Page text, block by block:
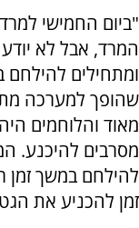
"ביום החמישי
המרד, אבל לא
ומתחילים
שהופך למערכה
מאוד והלוחמים
מסרבים להיכנע.
להילחם במשך זמן
זמן להכניע את